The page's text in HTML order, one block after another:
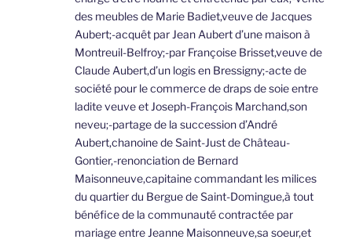
des meubles de Marie Badiet,veuve de Jacques
Aubert;-acquêt par Jean Aubert d’une maison à
Montreuil-Belfroy;-par Françoise Brisset,veuve de
Claude Aubert,d’un logis en Bressigny;-acte de
société pour le commerce de draps de soie entre
ladite veuve et Joseph-François Marchand,son
neveu;-partage de la succession d’André
Aubert,chanoine de Saint-Just de Château-
Gontier,-renonciation de Bernard
Maisonneuve,capitaine commandant les milices
du quartier du Bergue de Saint-Domingue,à tout
bénéfice de la communauté contractée par
mariage entre Jeanne Maisonneuve,sa soeur,et